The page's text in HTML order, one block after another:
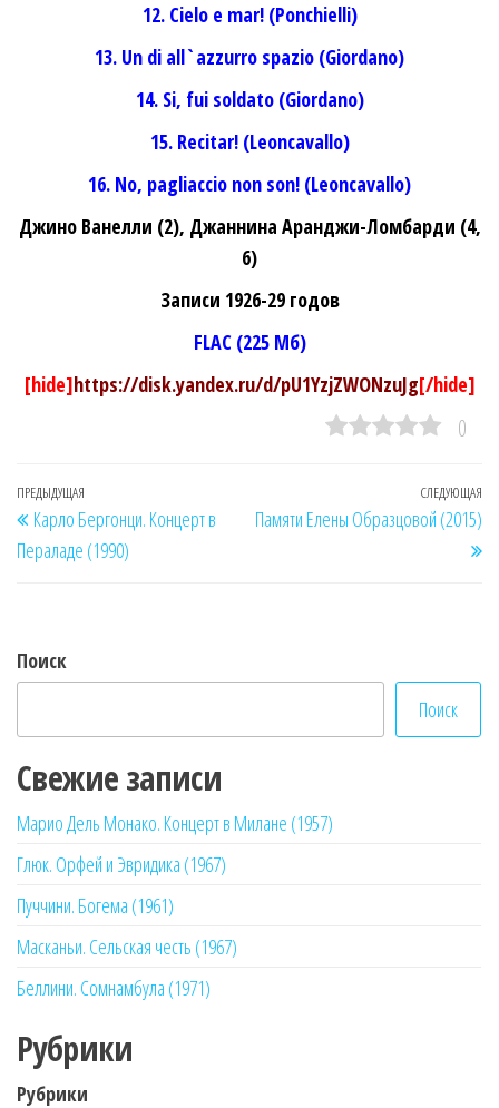
12. Cielo e mar! (Ponchielli)
13. Un di all`azzurro spazio (Giordano)
14. Si, fui soldato (Giordano)
15. Recitar! (Leoncavallo)
16. No, pagliaccio non son! (Leoncavallo)
Джино Ванелли (2), Джаннина Аранджи-Ломбарди (4,
6)
Записи 1926-29 годов
FLAC (225 Мб)
[hide]https://disk.yandex.ru/d/pU1YzjZWONzuJg[/hide]
0
Навигация
по
записям
Предыдущая
запись
ПРЕДЫДУЩАЯ
Карло Бергонци. Концерт в
Пераладе (1990)
СЛЕДУЮЩАЯ
Памяти Елены Образцовой (2015)
Поиск
Поиск
Свежие записи
Марио Дель Монако. Концерт в Милане (1957)
Глюк. Орфей и Эвридика (1967)
Пуччини. Богема (1961)
Масканьи. Сельская честь (1967)
Беллини. Сомнамбула (1971)
Рубрики
Рубрики